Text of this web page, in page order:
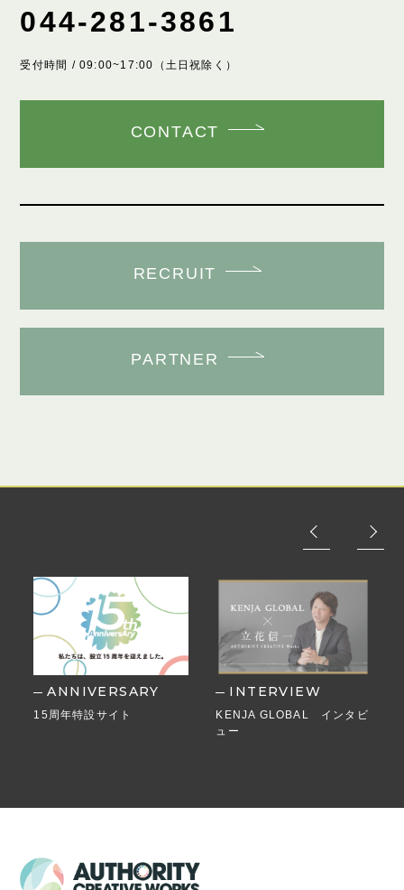
044-281-3861
受付時間 / 09:00~17:00（土日祝除く）
CONTACT
RECRUIT
PARTNER
ANNIVERSARY
15周年特設サイト
INTERVIEW
KENJA GLOBAL インタビ
ュー